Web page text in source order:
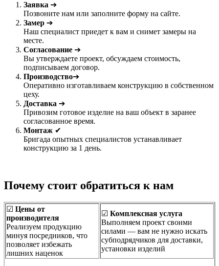
Заявка ➔
Позвоните нам или заполните форму на сайте.
Замер ➔
Наш специалист приедет к вам и снимет замеры на
месте.
Согласование ➔
Вы утверждаете проект, обсуждаем стоимость,
подписываем договор.
Производство➔
Оперативно изготавливаем конструкцию в собственном
цеху.
Доставка ➔
Привозим готовое изделие на ваш объект в заранее
согласованное время.
Монтаж ✔
Бригада опытных специалистов устанавливает
конструкцию за 1 день.
Почему стоит обратиться к нам
☑ Цены от
производителя
Реализуем продукцию
минуя посредников, что
позволяет избежать
лишних наценок
☑ Комплексная услуга
Выполняем проект своими
силами — вам не нужно искать
субподрядчиков для доставки,
установки изделий